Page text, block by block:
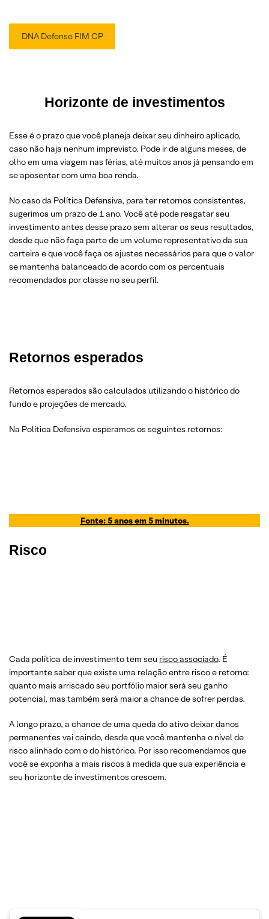
DNA Defense FIM CP
Horizonte de investimentos
Esse é o prazo que você planeja deixar seu dinheiro aplicado,
caso não haja nenhum imprevisto. Pode ir de alguns meses, de
olho em uma viagem nas férias, até muitos anos já pensando em
se aposentar com uma boa renda.
No caso da Política Defensiva, para ter retornos consistentes,
sugerimos um prazo de 1 ano. Você até pode resgatar seu
investimento antes desse prazo sem alterar os seus resultados,
desde que não faça parte de um volume representativo da sua
carteira e que você faça os ajustes necessários para que o valor
se mantenha balanceado de acordo com os percentuais
recomendados por classe no seu perfil.
Retornos esperados
Retornos esperados são calculados utilizando o histórico do
fundo e projeções de mercado.
Na Política Defensiva esperamos os seguintes retornos:
Fonte: 5 anos em 5 minutos.
Risco
Cada política de investimento tem seu risco associado. É
importante saber que existe uma relação entre risco e retorno:
quanto mais arriscado seu portfólio maior será seu ganho
potencial, mas também será maior a chance de sofrer perdas.
A longo prazo, a chance de uma queda do ativo deixar danos
permanentes vai caindo, desde que você mantenha o nível de
risco alinhado com o do histórico. Por isso recomendamos que
você se exponha a mais riscos à medida que sua experiência e
seu horizonte de investimentos crescem.